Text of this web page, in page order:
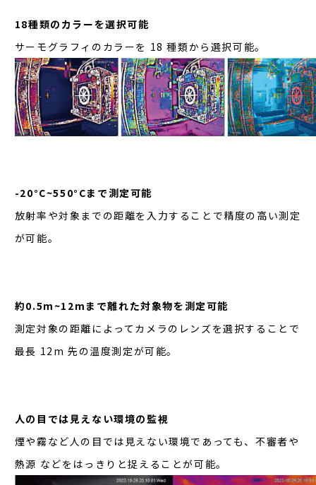
18種類のカラーを選択可能
サーモグラフィのカラーを 18 種類から選択可能。
-20°C~550°Cまで測定可能
放射率や対象までの距離を入力することで精度の高い測定
が可能。
約0.5m~12mまで離れた対象物を測定可能
測定対象の距離によってカメラのレンズを選択することで
最長 12m 先の温度測定が可能。
人の目では見えない環境の監視
煙や霧など人の目では見えない環境であっても、不審者や
熱源 などをはっきりと捉えることが可能。